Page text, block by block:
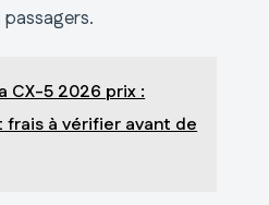
CX-5 2026 prix :
à vérifier avant de